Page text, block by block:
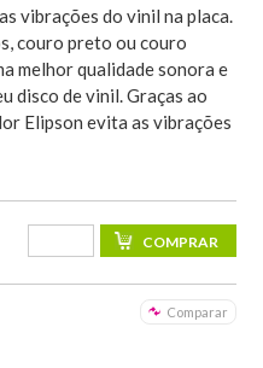
vibrações do vinil na placa.
couro preto ou couro
melhor qualidade sonora e
disco de vinil. Graças ao
Elipson evita as vibrações
Comparar